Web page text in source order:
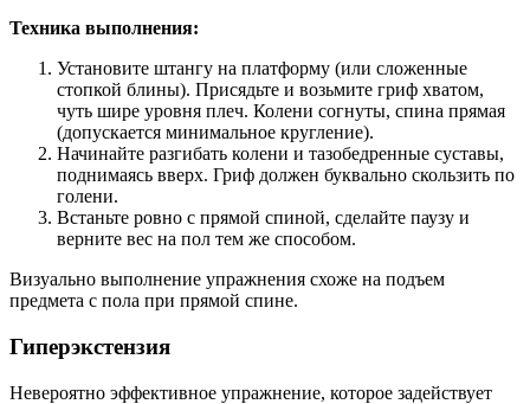
Техника выполнения:
Установите штангу на платформу (или сложенные
стопкой блины). Присядьте и возьмите гриф хватом,
чуть шире уровня плеч. Колени согнуты, спина прямая
(допускается минимальное кругление).
Начинайте разгибать колени и тазобедренные суставы,
поднимаясь вверх. Гриф должен буквально скользить по
голени.
Встаньте ровно с прямой спиной, сделайте паузу и
верните вес на пол тем же способом.
Визуально выполнение упражнения схоже на подъем
предмета с пола при прямой спине.
Гиперэкстензия
Невероятно эффективное упражнение, которое задействует